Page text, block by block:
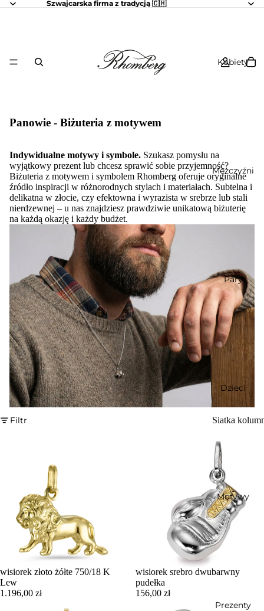
Szwajcarska firma z tradycją 🇨🇭
Kobiety
Mężczyźni
Pary
Dzieci
Motywy
Prezenty
Panowie - Biżuteria z motywem
Indywidualne motywy i symbole. Szukasz pomysłu na
wyjątkowy prezent lub chcesz sprawić sobie przyjemność?
Biżuteria z motywem i symbolem Rhomberg oferuje oryginalne
źródło inspiracji w różnorodnych stylach i materiałach. Subtelna i
delikatna w złocie, czy efektowna i wyrazista w srebrze lub stali
nierdzewnej – u nas znajdziesz prawdziwie unikatową biżuterię
na każdą okazję i każdy budżet.
Filtr Siatka
wisiorek złoto żółte 750/18 K
Lew
1.196,00 zł
wisiorek srebro dwubarwny
pudełka
156,00 zł